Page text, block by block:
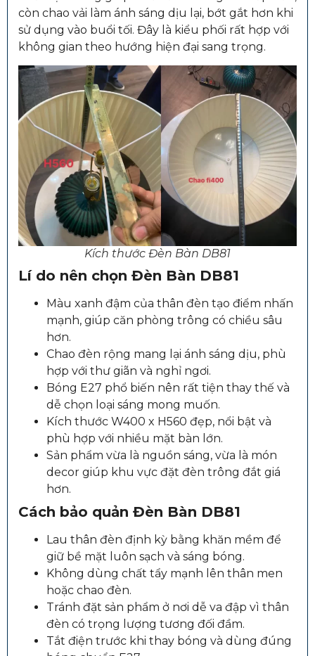
còn chao vải làm ánh sáng dịu lại, bớt gắt hơn khi
sử dụng vào buổi tối. Đây là kiểu phối rất hợp với
không gian theo hướng hiện đại sang trọng.
Kích thước Đèn Bàn DB81
Lí do nên chọn Đèn Bàn DB81
Màu xanh đậm của thân đèn tạo điểm nhấn
mạnh, giúp căn phòng trông có chiều sâu
hơn.
Chao đèn rộng mang lại ánh sáng dịu, phù
hợp với thư giãn và nghỉ ngơi.
Bóng E27 phổ biến nên rất tiện thay thế và
dễ chọn loại sáng mong muốn.
Kích thước W400 x H560 đẹp, nổi bật và
phù hợp với nhiều mặt bàn lớn.
Sản phẩm vừa là nguồn sáng, vừa là món
decor giúp khu vực đặt đèn trông đắt giá
hơn.
Cách bảo quản Đèn Bàn DB81
Lau thân đèn định kỳ bằng khăn mềm để
giữ bề mặt luôn sạch và sáng bóng.
Không dùng chất tẩy mạnh lên thân men
hoặc chao đèn.
Tránh đặt sản phẩm ở nơi dễ va đập vì thân
đèn có trọng lượng tương đối đầm.
Tắt điện trước khi thay bóng và dùng đúng